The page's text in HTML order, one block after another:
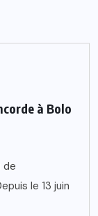
à Bolo
de
le 13 juin